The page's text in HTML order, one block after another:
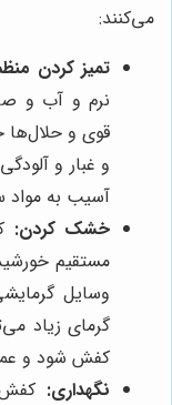
می‌کنند:
تمیز کردن
نرم و آب و
قوی و حلال‌ها
و غبار و
آسیب به مواد
خشک کردن:
مستقیم
وسایل
گرمای زیاد
کفش شود و
نگهداری: